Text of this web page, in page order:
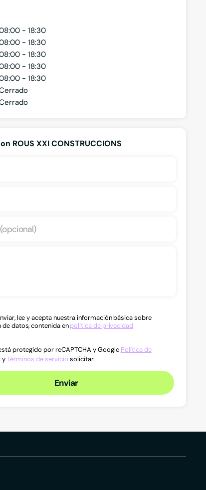
- 18:30
- 18:30
- 18:30
- 18:30
- 18:30
ROUS XXI CONSTRUCCIONS
lee y acepta nuestra información básica sobre
datos, contenida enpolítica de privacidad
protegido por reCAPTCHA y Google Política de
yTérminos de servicio solicitar.
Enviar